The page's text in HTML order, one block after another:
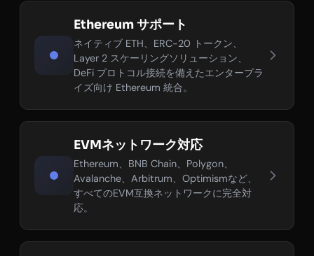
Ethereum サポート
ネイティブ ETH、ERC-20 トークン、
Layer 2 スケーリングソリューション、
DeFi プロトコル接続を備えたエンタープラ
イズ向け Ethereum 統合。
EVMネットワーク対応
Ethereum、BNB Chain、Polygon、
Avalanche、Arbitrum、Optimismなど、
すべてのEVM互換ネットワークに完全対
応。